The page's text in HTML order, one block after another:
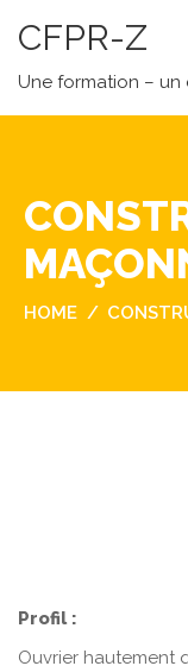
CFPR-Z
Une formation –
HOME
Profil :
Ouvrier hautement